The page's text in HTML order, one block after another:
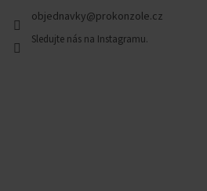
objednavky@prokonzole.cz